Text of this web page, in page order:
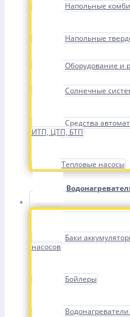
Напольные
Напольные
Оборудование и
Солнечные
Средства
ИТП, ЦТП, БТП
Тепловые насосы
Баки
насосов
Бойлеры